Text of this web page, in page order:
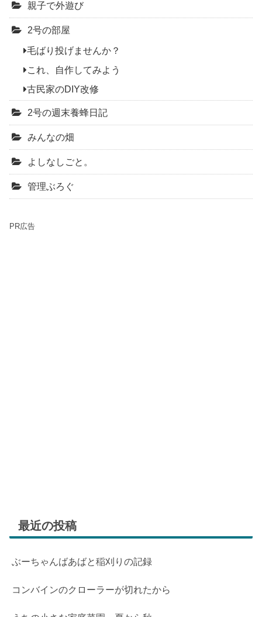
親子で外遊び
2号の部屋
毛ばり投げませんか？
これ、自作してみよう
古民家のDIY改修
2号の週末養蜂日記
みんなの畑
よしなしごと。
管理ぶろぐ
PR広告
最近の投稿
ぶーちゃんばあばと稲刈りの記録
コンバインのクローラーが切れたから